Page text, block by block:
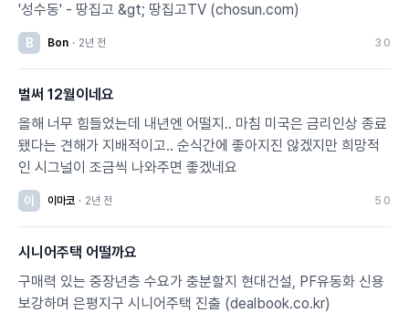
'성수동' - 땅집고 &gt; 땅집고TV (chosun.com)
B Bon · 2년 전 3 0
벌써 12월이네요
올해 너무 힘들었는데 내년엔 어떨지.. 마침 미국은 금리인상 종료
됐다는 견해가 지배적이고.. 순식간에 좋아지진 않겠지만 희망적
인 시그널이 조금씩 나와주면 좋겠네요
이 이마코 · 2년 전 5 0
시니어주택 어떨까요
구매력 있는 중장년층 수요가 충분할지 현대건설, PF유동화 신용
보강하며 은평지구 시니어주택 진출 (dealbook.co.kr)